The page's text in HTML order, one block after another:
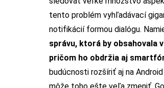
tento problém vyhľadávací
notifikácií formou dialógu.
správu, ktorá by obsahovala
pričom ho obdržia aj
budúcnosti rozšíriť aj na
môže toho ešte veľa zmeniť.